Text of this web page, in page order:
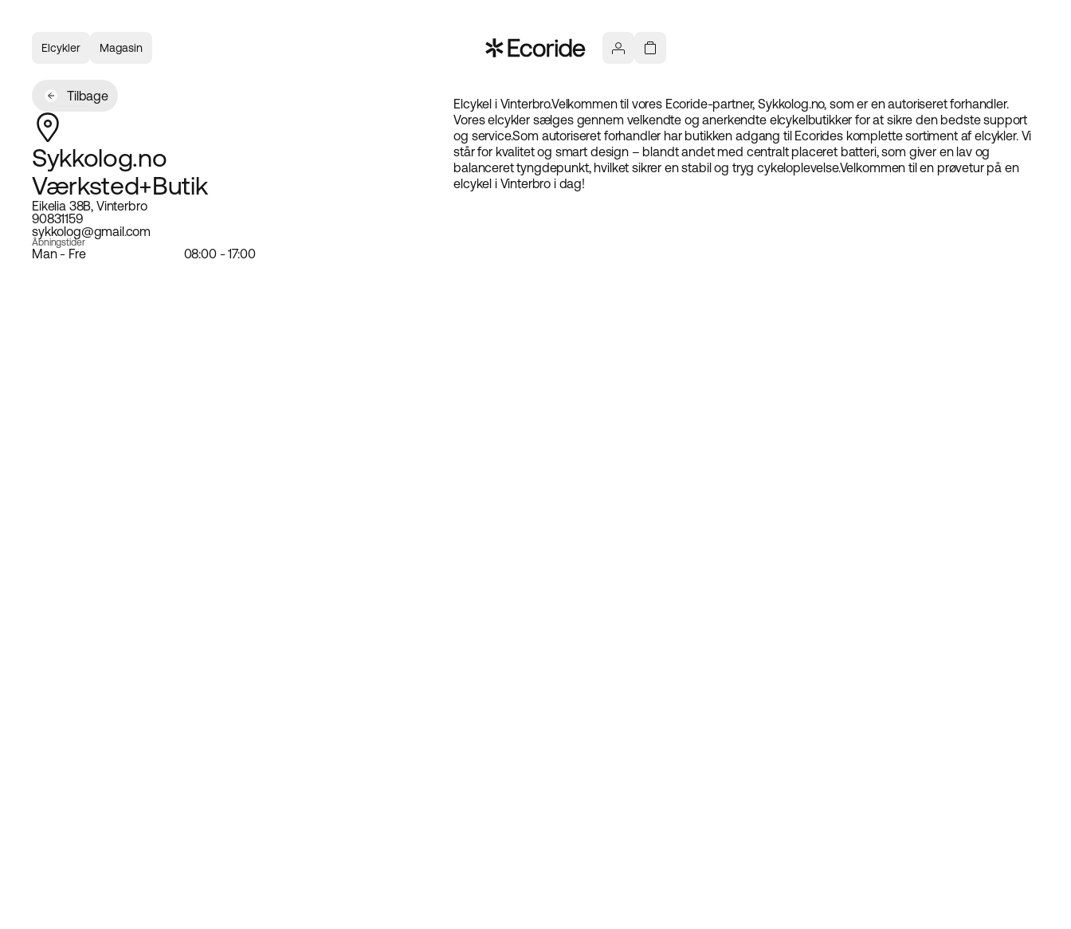
Elcykler Magasin
Tilbage
Sykkolog.no
Værksted+Butik
Eikelia 38B, Vinterbro
90831159
sykkolog@gmail.com
Åbningstider
Man - Fre 08:00 - 17:00
Elcykel i Vinterbro.Velkommen til vores Ecoride-partner, Sykkolog.no, som er en autoriseret forhandler.
Vores elcykler sælges gennem velkendte og anerkendte elcykelbutikker for at sikre den bedste support
og service.Som autoriseret forhandler har butikken adgang til Ecorides komplette sortiment af elcykler. Vi
står for kvalitet og smart design – blandt andet med centralt placeret batteri, som giver en lav og
balanceret tyngdepunkt, hvilket sikrer en stabil og tryg cykeloplevelse.Velkommen til en prøvetur på en
elcykel i Vinterbro i dag!